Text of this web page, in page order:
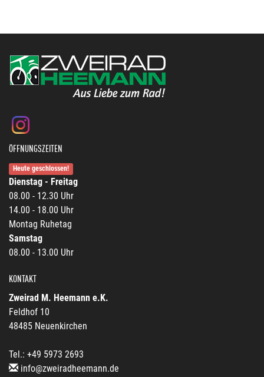
ÖFFNUNGSZEITEN
Heute geschlossen!
Dienstag - Freitag
08.00 - 12.30 Uhr
14.00 - 18.00 Uhr
Montag Ruhetag
Samstag
08.00 - 13.00 Uhr
KONTAKT
Zweirad M. Heemann e.K.
Feldhof 10
48485 Neuenkirchen
Tel.: +49 5973 2693
info@zweiradheemann.de